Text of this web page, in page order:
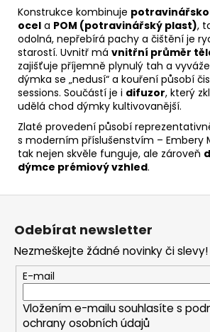
Konstrukce kombinuje
ocel a POM (potravinářský plast),
odolná, nepřebírá pachy a čištění je
starostí. Uvnitř má vnitřní průměr
zajišťuje příjemně plynulý tah a
dýmka se „nedusí“ a kouření působí
sessions. Součástí je i difuzor, který
udělá chod dýmky kultivovanější.
Zlaté provedení působí
s moderním příslušenstvím – Embery
tak nejen skvěle funguje, ale zároveň
dýmce prémiový vzhled.
Odebírat newsletter
Nezmeškejte žádné novinky či slevy!
E-mail
Vložením e-mailu souhlasíte s
ochrany osobních údajů